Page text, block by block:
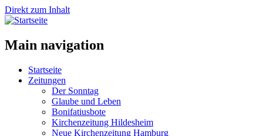
Direkt zum Inhalt
Main navigation
Startseite
Zeitungen
Der Sonntag
Glaube und Leben
Bonifatiusbote
Kirchenzeitung Hildesheim
Neue Kirchenzeitung Hamburg